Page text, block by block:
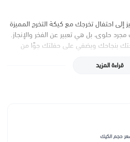
احتفال تخرجك مع كيكة التخرج المميزة
حلوى، بل هي تعبير عن الفخر والإنجاز.
بنجاحك ويضفي على حفلتك جوًا من
والدقة في التحضير.
قراءة المزيد
حجم الكيك